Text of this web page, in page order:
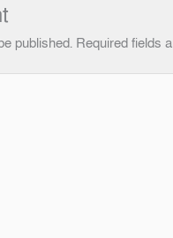
published. Required fields